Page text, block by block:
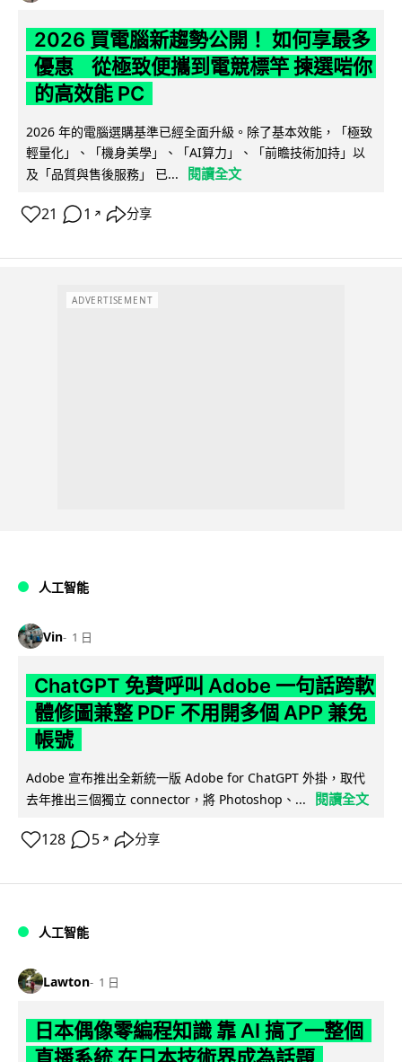
2026 買電腦新趨勢公開！ 如何享最多
優惠 從極致便攜到電競標竿 揀選啱你
的高效能 PC
2026 年的電腦選購基準已經全面升級。除了基本效能，「極致
輕量化」、「機身美學」、「AI算力」、「前瞻技術加持」以
及「品質與售後服務」 已...
閱讀全文
21 1 ↗ 分享
ADVERTISEMENT
人工智能
Vin 1 日
ChatGPT 免費呼叫 Adobe 一句話跨軟
體修圖兼整 PDF 不用開多個 APP 兼免
帳號
Adobe 宣布推出全新統一版 Adobe for ChatGPT 外掛，取代
去年推出三個獨立 connector，將 Photoshop、...
閱讀全文
128 5 ↗ 分享
人工智能
Lawton 1 日
日本偶像零編程知識 靠 AI 搞了一整個